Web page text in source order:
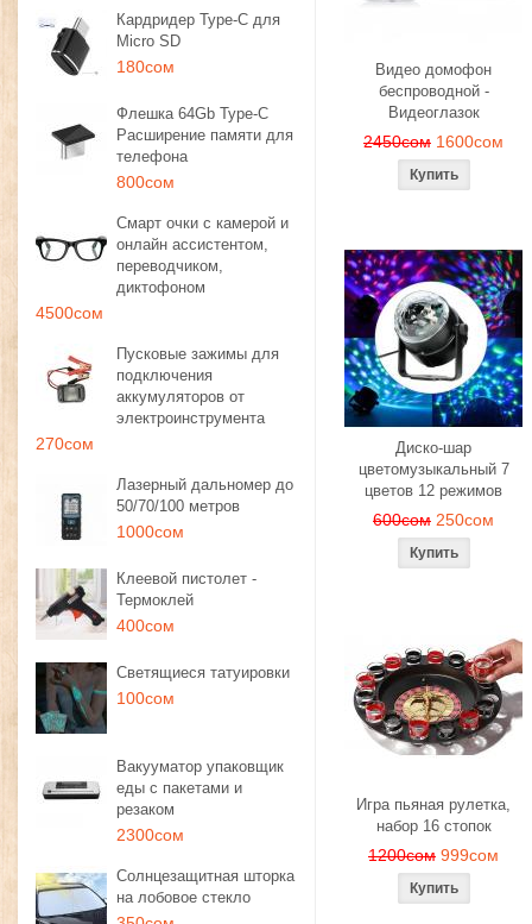
Кардридер Type-C для
Micro SD
180сом
Флешка 64Gb Type-C
Расширение памяти для
телефона
800сом
Смарт очки с камерой и
онлайн ассистентом,
переводчиком,
диктофоном
4500сом
Пусковые зажимы для
подключения
аккумуляторов от
электроинструмента
270сом
Лазерный дальномер до
50/70/100 метров
1000сом
Клеевой пистолет -
Термоклей
400сом
Светящиеся татуировки
100сом
Вакууматор упаковщик
еды с пакетами и
резаком
2300сом
Солнцезащитная шторка
на лобовое стекло
Видео домофон
беспроводной -
Видеоглазок
2450сом 1600сом
Диско-шар
цветомузыкальный 7
цветов 12 режимов
600сом 250сом
Игра пьяная рулетка,
набор 16 стопок
1200сом 999сом